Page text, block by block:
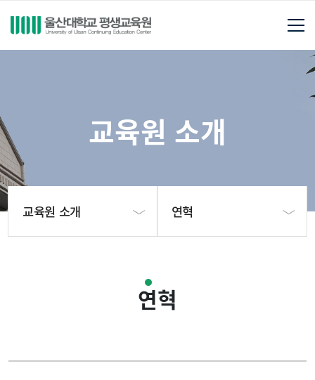
교육원 소개
교육원 소개 연혁
교육목표
연혁